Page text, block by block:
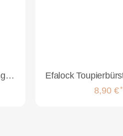
Wet Brush Pro Paddle Detangler Purple
8,90 €*